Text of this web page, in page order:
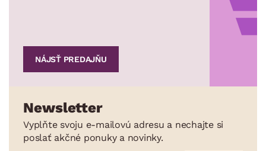
NÁJSŤ PREDAJŇU
Newsletter
Vyplňte svoju e-mailovú adresu a nechajte si
poslať akčné ponuky a novinky.